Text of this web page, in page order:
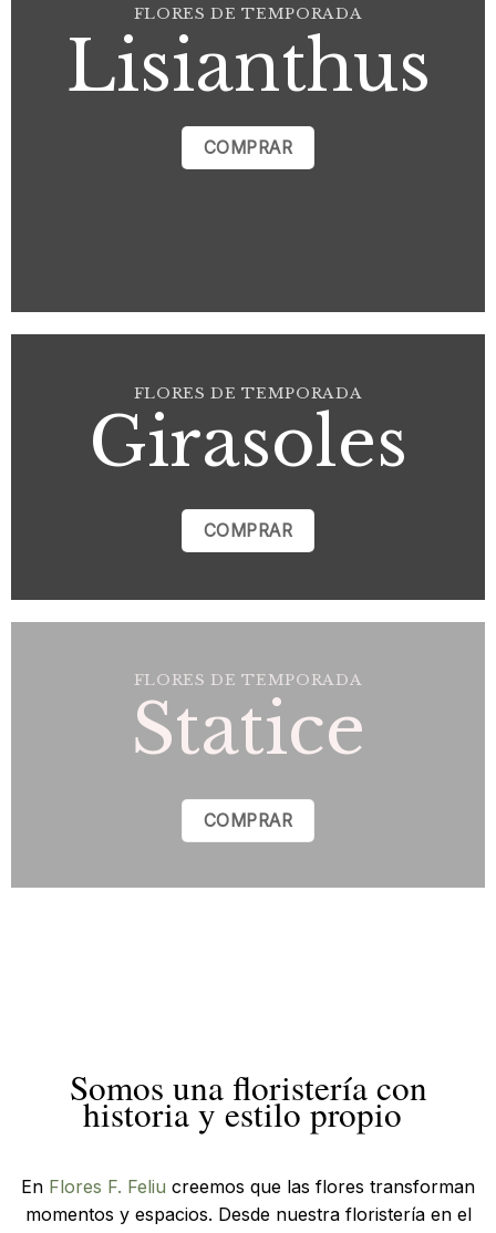
FLORES DE TEMPORADA
Lisianthus
COMPRAR
FLORES DE TEMPORADA
Girasoles
COMPRAR
FLORES DE TEMPORADA
Statice
COMPRAR
Somos una floristería con
historia y estilo propio
En Flores F. Feliu creemos que las flores transforman
momentos y espacios. Desde nuestra floristería en el